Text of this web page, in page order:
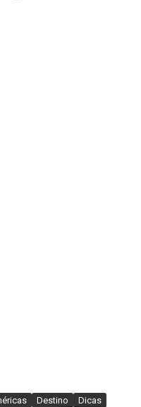
Destino
Dicas